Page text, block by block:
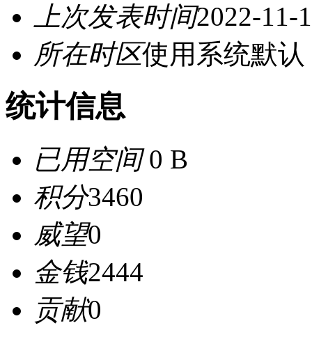
上次发表时间2022-11-
所在时区使用系统默认
统计信息
已用空间0 B
积分3460
威望0
金钱2444
贡献0